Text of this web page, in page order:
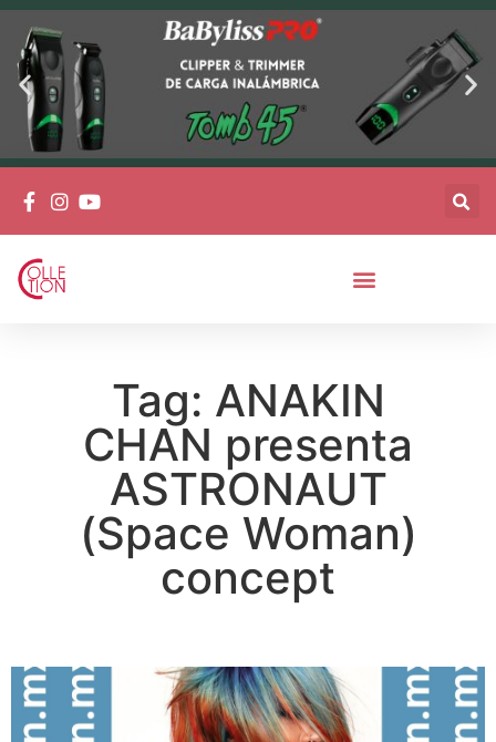
Tag: ANAKIN
CHAN presenta
ASTRONAUT
(Space Woman)
concept